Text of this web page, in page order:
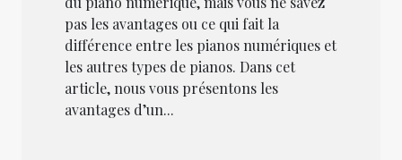
pas les avantages ou ce qui fait la
différence entre les pianos numériques et
les autres types de pianos. Dans cet
article, nous vous présentons les
avantages d’un...